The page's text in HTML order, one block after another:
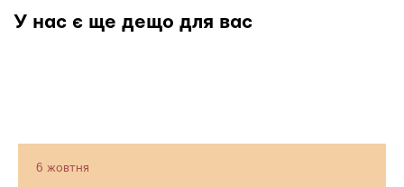
У нас є ще дещо для вас
6 жовтня